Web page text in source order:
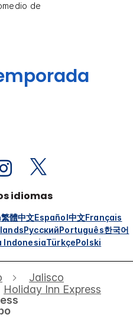
de
idiomas
繁體中文Español中文Français
РусскийPortuguês한국어
IndonesiaTürkçePolski
Jalisco
Holiday Inn Express